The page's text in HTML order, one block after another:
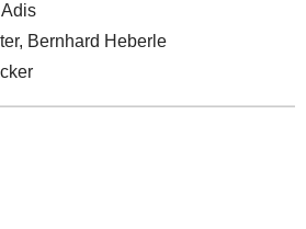
Bernhard Heberle